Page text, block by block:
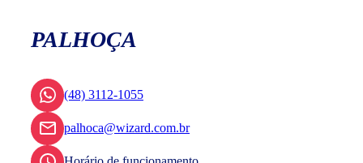
PALHOÇA
(48) 3112-1055
palhoca@wizard.com.br